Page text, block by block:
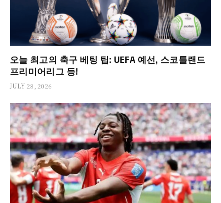
오늘 최고의 축구 베팅 팁: UEFA 예선, 스코틀랜드
프리미어리그 등!
JULY 28, 2026